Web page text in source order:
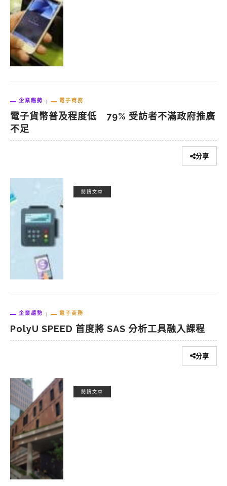
企業趨勢 電子商務
電子貨幣普及程度低 79% 受訪者不滿政府推廣
不足
分享
閱讀文章
企業趨勢 電子商務
PolyU SPEED 首度將 SAS 分析工具融入課程
分享
閱讀文章